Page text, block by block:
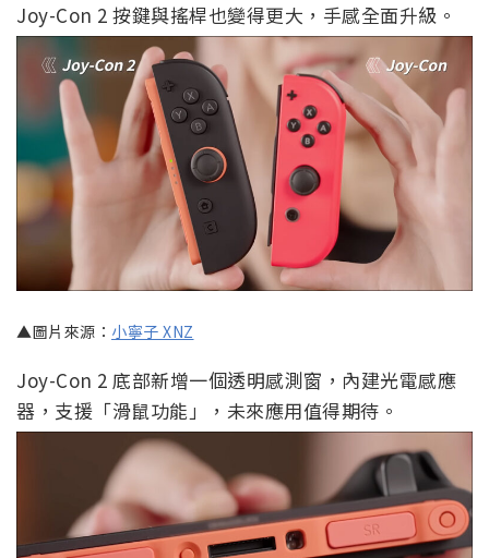
Joy-Con 2 按鍵與搖桿也變得更大，手感全面升級。
▲圖片來源： 小寧子 XNZ
Joy-Con 2 底部新增一個透明感測窗，內建光電感應
器，支援「滑鼠功能」，未來應用值得期待。